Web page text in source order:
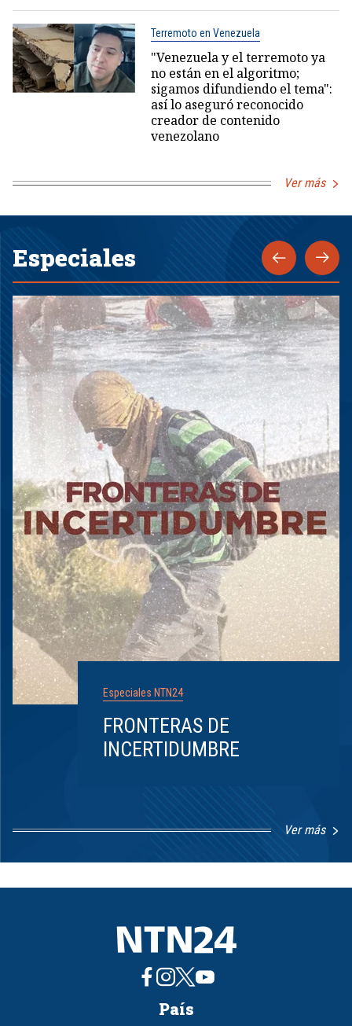
Terremoto en Venezuela
"Venezuela y el terremoto ya
no están en el algoritmo;
sigamos difundiendo el tema":
así lo aseguró reconocido
creador de contenido
venezolano
Ver más
Especiales
Especiales NTN24
FRONTERAS DE
INCERTIDUMBRE
Ver más
1
8
País